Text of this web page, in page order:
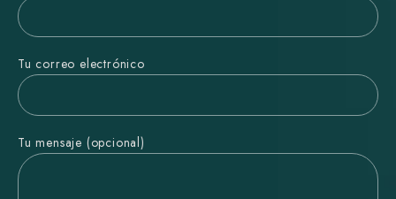
Tu correo electrónico
Tu mensaje (opcional)